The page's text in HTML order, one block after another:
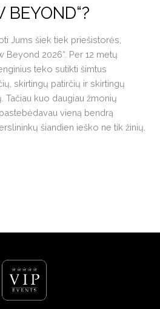
BEYOND“?
Jums šiek tiek priešistorės,
Beyond 2026“. Per 12 metų
teko sutikti šimtus
skirtingų patirčių ir skirtingų
Tačiau kuo daugiau žmonių
vieną bendrą
šiandien ieško ne tik žinių.